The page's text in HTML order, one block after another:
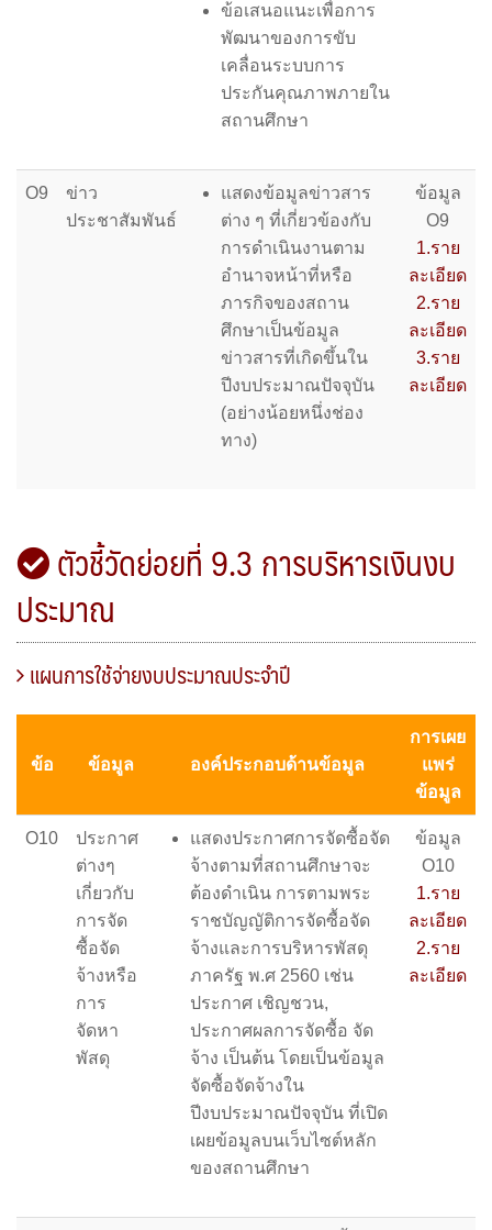
ข้อเสนอแนะเพื่อการ
พัฒนาของการขับ
เคลื่อนระบบการ
ประกันคุณภาพภายใน
สถานศึกษา
O9
ข่าว
ประชาสัมพันธ์
แสดงข้อมูลข่าวสาร
ต่าง ๆ ที่เกี่ยวข้องกับ
การดำเนินงานตาม
อำนาจหน้าที่หรือ
ภารกิจของสถาน
ศึกษาเป็นข้อมูล
ข่าวสารที่เกิดขึ้นใน
ปีงบประมาณปัจจุบัน
(อย่างน้อยหนึ่งช่อง
ทาง)
ข้อมูล
O9
1.ราย
ละเอียด
2.ราย
ละเอียด
3.ราย
ละเอียด
ตัวชี้วัดย่อยที่ 9.3 การบริหารเงินงบ
ประมาณ
แผนการใช้จ่ายงบประมาณประจำปี
ข้อ ข้อมูล องค์ประกอบด้านข้อมูล
การเผย
แพร่
ข้อมูล
O10
ประกาศ
ต่างๆ
เกี่ยวกับ
การจัด
ซื้อจัด
จ้างหรือ
การ
จัดหา
พัสดุ
แสดงประกาศการจัดซื้อจัด
จ้างตามที่สถานศึกษาจะ
ต้องดำเนิน การตามพระ
ราชบัญญัติการจัดซื้อจัด
จ้างและการบริหารพัสดุ
ภาครัฐ พ.ศ 2560 เช่น
ประกาศ เชิญชวน,
ประกาศผลการจัดซื้อ จัด
จ้าง เป็นต้น โดยเป็นข้อมูล
จัดซื้อจัดจ้างใน
ปีงบประมาณปัจจุบัน ที่เปิด
เผยข้อมูลบนเว็บไซต์หลัก
ของสถานศึกษา
ข้อมูล
O10
1.ราย
ละเอียด
2.ราย
ละเอียด